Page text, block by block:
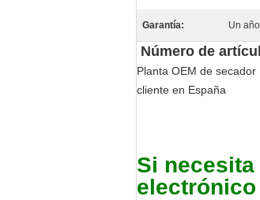
Garantía: Un
Número de
Planta OEM de
cliente en España
Si
electrónico